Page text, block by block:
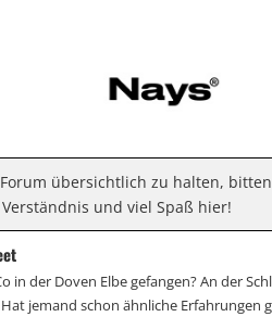
übersichtlich zu halten,
und viel Spaß hier!
in der Doven Elbe gefangen? An der
jemand schon ähnliche Erfahrungen